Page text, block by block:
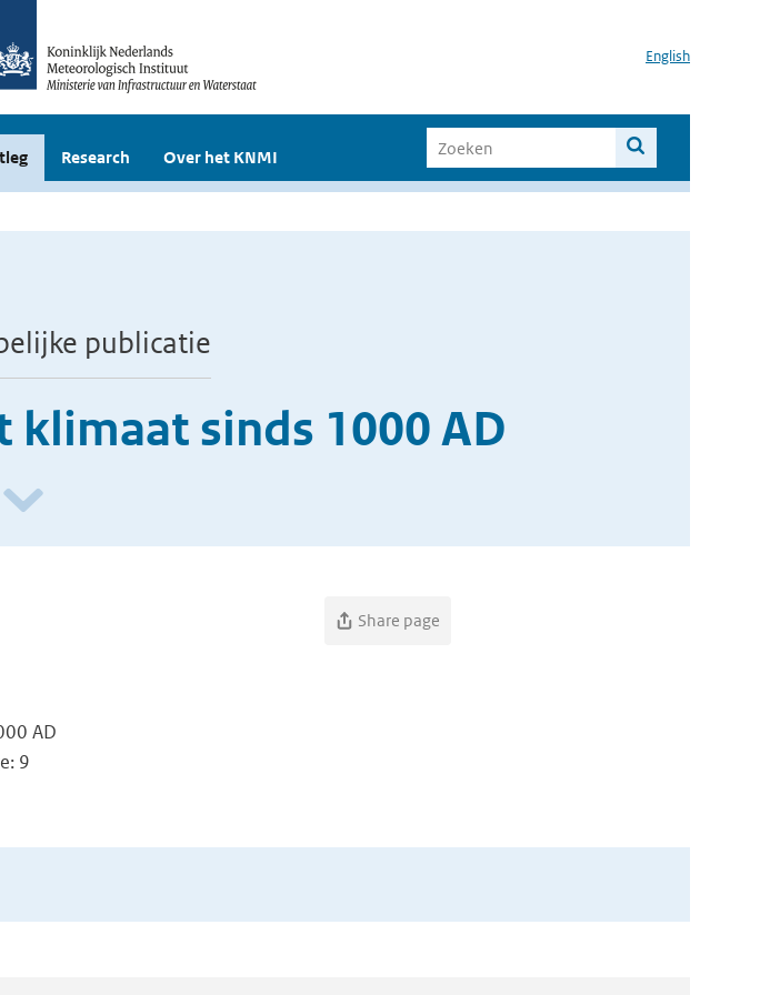
English
Research Over het KNMI
publicatie
klimaat sinds 1000 AD
Share page
AD
9